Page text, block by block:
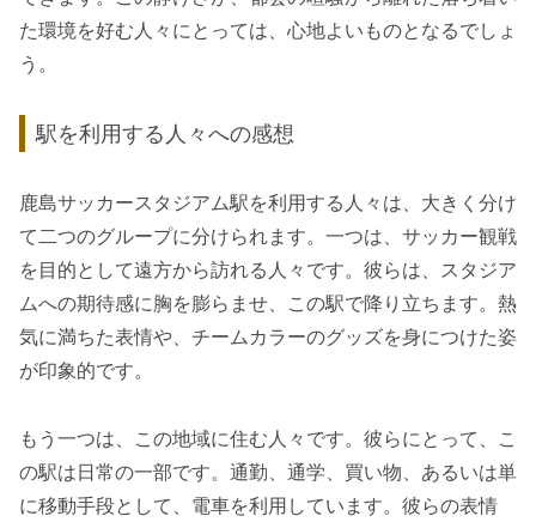
た環境を好む人々にとっては、心地よいものとなるでしょ
う。
駅を利用する人々への感想
鹿島サッカースタジアム駅を利用する人々は、大きく分け
て二つのグループに分けられます。一つは、サッカー観戦
を目的として遠方から訪れる人々です。彼らは、スタジア
ムへの期待感に胸を膨らませ、この駅で降り立ちます。熱
気に満ちた表情や、チームカラーのグッズを身につけた姿
が印象的です。
もう一つは、この地域に住む人々です。彼らにとって、こ
の駅は日常の一部です。通勤、通学、買い物、あるいは単
に移動手段として、電車を利用しています。彼らの表情